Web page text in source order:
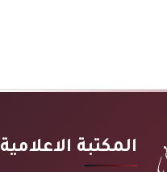
المكتبة الاعلامية